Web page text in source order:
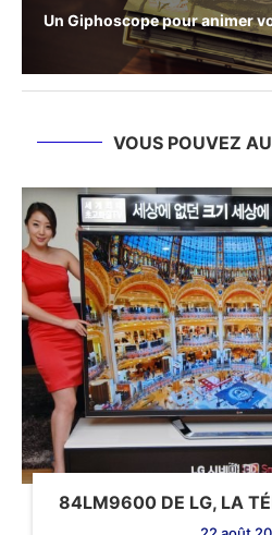
Un Giphoscope pour animer
VOUS POUVEZ
84LM9600 DE LG, LA